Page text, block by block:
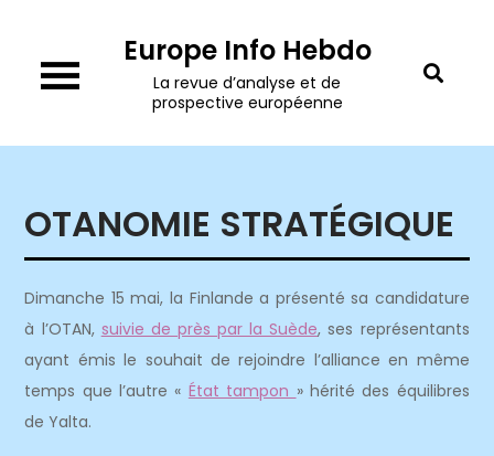
content
Europe Info Hebdo
La revue d’analyse et de
prospective européenne
OTANOMIE STRATÉGIQUE
Dimanche 15 mai, la Finlande a présenté sa candidature
à l’OTAN, suivie de près par la Suède, ses représentants
ayant émis le souhait de rejoindre l’alliance en même
temps que l’autre « État tampon » hérité des équilibres
de Yalta.